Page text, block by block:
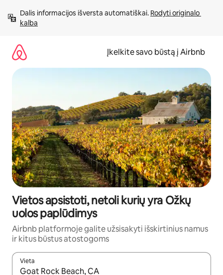
prie
turinio
Dalis informacijos išversta automatiškai. Rodyti originalo
kalba
Įkelkite savo būstą į Airbnb
Vietos apsistoti, netoli kurių yra Ožkų
uolos paplūdimys
Airbnb platformoje galite užsisakyti išskirtinius namus
ir kitus būstus atostogoms
Vieta
Kai pasirodys paieškos rezultatai, juos naršyti galite